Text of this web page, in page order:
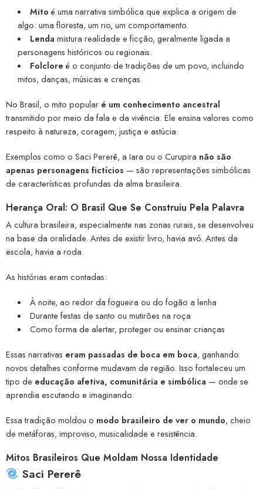
Mito é uma narrativa simbólica que explica a origem de
algo: uma floresta, um rio, um comportamento.
Lenda mistura realidade e ficção, geralmente ligada a
personagens históricos ou regionais.
Folclore é o conjunto de tradições de um povo, incluindo
mitos, danças, músicas e crenças.
No Brasil, o mito popular é um conhecimento ancestral
transmitido por meio da fala e da vivência. Ele ensina valores como
respeito à natureza, coragem, justiça e astúcia.
Exemplos como o Saci Pererê, a Iara ou o Curupira não são
apenas personagens fictícios — são representações simbólicas
de características profundas da alma brasileira.
Herança Oral: O Brasil Que Se Construiu Pela Palavra
A cultura brasileira, especialmente nas zonas rurais, se desenvolveu
na base da oralidade. Antes de existir livro, havia avó. Antes da
escola, havia a roda.
As histórias eram contadas:
À noite, ao redor da fogueira ou do fogão a lenha
Durante festas de santo ou mutirões na roça
Como forma de alertar, proteger ou ensinar crianças
Essas narrativas eram passadas de boca em boca, ganhando
novos detalhes conforme mudavam de região. Isso fortaleceu um
tipo de educação afetiva, comunitária e simbólica — onde se
aprendia escutando e imaginando.
Essa tradição moldou o modo brasileiro de ver o mundo, cheio
de metáforas, improviso, musicalidade e resistência.
Mitos Brasileiros Que Moldam Nossa Identidade
Saci Pererê